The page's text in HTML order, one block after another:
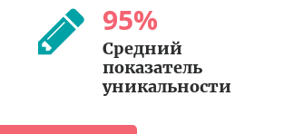
95%
Средний
показатель
уникальности